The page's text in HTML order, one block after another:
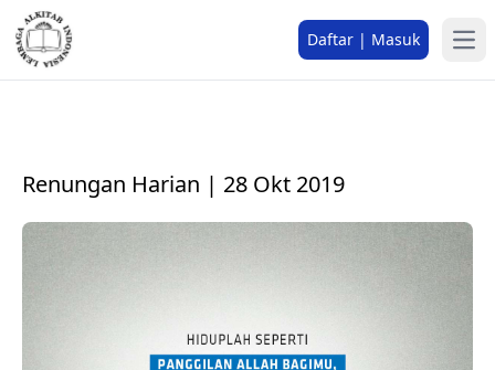
Daftar | Masuk
Renungan Harian | 28 Okt 2019